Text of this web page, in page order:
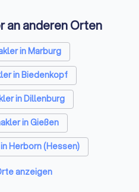
an anderen Orten
in Marburg
in Biedenkopf
in Dillenburg
in Gießen
Herborn (Hessen)
in Wetzlar
anzeigen